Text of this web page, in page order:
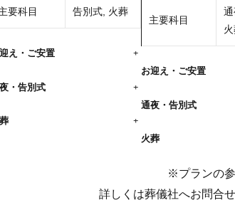
要科目 告別式, 火葬
え・ご安置 +
・告別式 +
+
主要科目
お迎え・ご安置
通夜・告別式
火葬
※プランの参
詳しくは葬儀社へお問合せ